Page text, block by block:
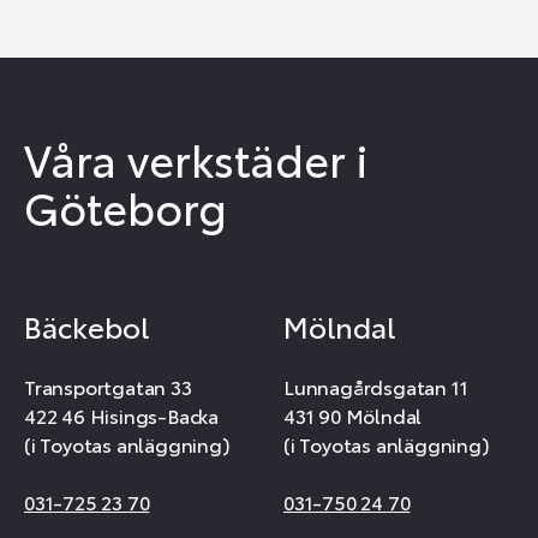
Våra verkstäder i
Göteborg
Bäckebol
Transportgatan 33
422 46 Hisings-Backa
(i Toyotas anläggning)
031-725 23 70
Mölndal
Lunnagårdsgatan 11
431 90 Mölndal
(i Toyotas anläggning)
031-750 24 70